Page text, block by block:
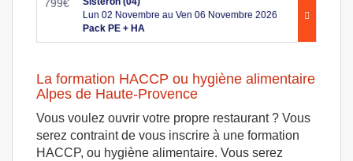
799€
Lun 02 Novembre au Ven 06 Novembre 2026
Pack PE + HA
La formation HACCP ou hygiène alimentaire
Alpes de Haute-Provence
Vous voulez ouvrir votre propre restaurant ? Vous
serez contraint de vous inscrire à une formation
HACCP, ou hygiène alimentaire. Vous serez